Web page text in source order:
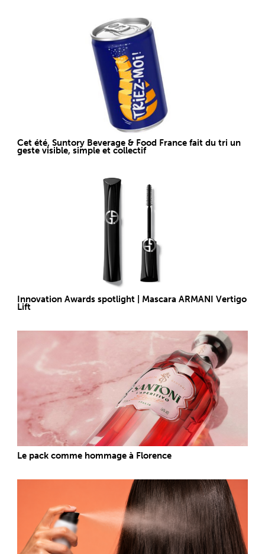
Cet été, Suntory Beverage & Food France fait du tri un
geste visible, simple et collectif
Innovation Awards spotlight | Mascara ARMANI Vertigo
Lift
Le pack comme hommage à Florence